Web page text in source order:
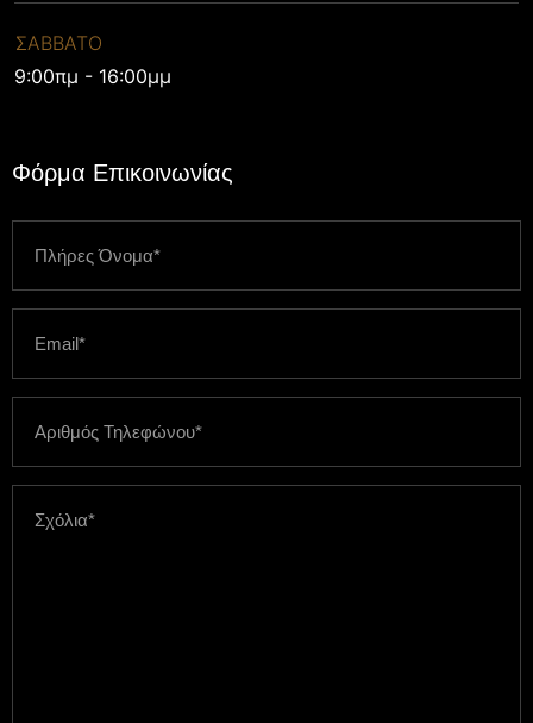
ΣΑΒΒΑΤΟ
9:00πμ - 16:00μμ
Φόρμα Επικοινωνίας